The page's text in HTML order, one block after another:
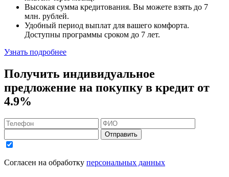
Высокая сумма кредитования. Вы можете взять до 7
млн. рублей.
Удобный период выплат для вашего комфорта.
Доступны программы сроком до 7 лет.
Узнать подробнее
Получить индивидуальное
предложение на покупку в кредит от
4.9%
Отправить
Согласен на обработку персональных данных